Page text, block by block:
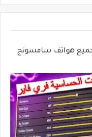
الحساسية فري فاير 2026 جميع هواتف سامسونج